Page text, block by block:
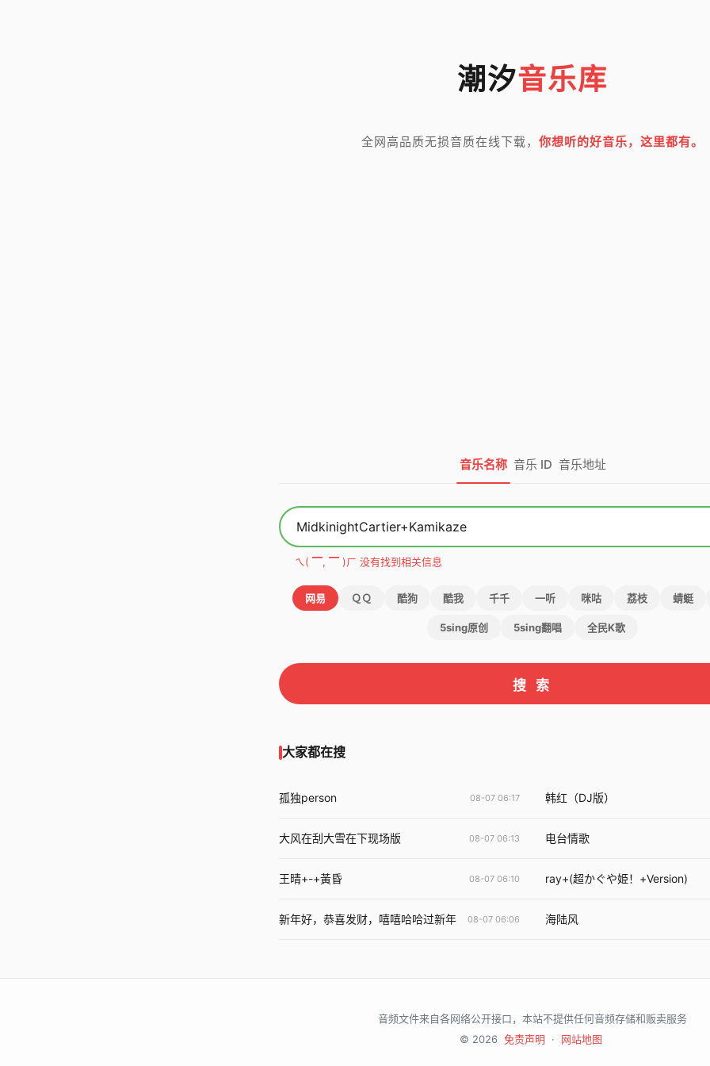
潮汐音乐库
全网高品质无损音质在线下载， 你想听的好音乐，这里都有。
音乐名称 音乐 ID 音乐地址
ㄟ( ▔, ▔ )ㄏ 没有找到相关信息
网易 ＱＱ 酷狗 酷我 千千 一听 咪咕 荔枝 蜻蜓
5sing原创 5sing翻唱 全民K歌
搜 索
大家都在搜
孤独person 08-07 06:17 韩红（DJ版）
大风在刮大雪在下现场版 08-07 06:13 电台情歌
王晴+-+黃昏 08-07 06:10 ray+(超かぐや姫！+Version)
新年好，恭喜发财，嘻嘻哈哈过新年 08-07 06:06 海陆风
音频文件来自各网络公开接口，本站不提供任何音频存储和贩卖服务
© 2026 免责声明 · 网站地图